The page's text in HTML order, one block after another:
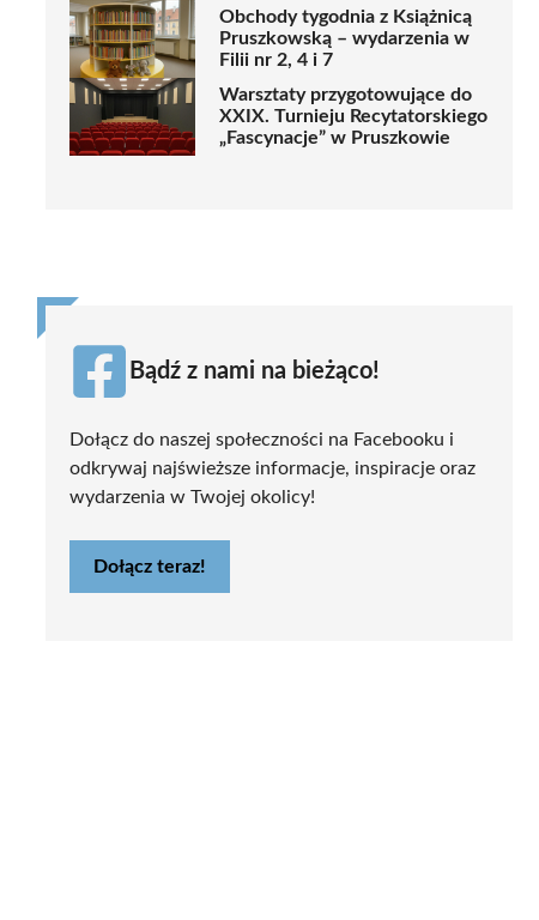
Obchody tygodnia z Książnicą
Pruszkowską – wydarzenia w
Filii nr 2, 4 i 7
Warsztaty przygotowujące do
XXIX. Turnieju Recytatorskiego
„Fascynacje” w Pruszkowie
Bądź z nami na bieżąco!
Dołącz do naszej społeczności na Facebooku i
odkrywaj najświeższe informacje, inspiracje oraz
wydarzenia w Twojej okolicy!
Dołącz teraz!